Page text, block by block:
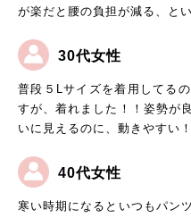
が楽だと腰の負担が減る、と
30代女性
普段５Lサイズを着用してる
すが、着れました！！姿勢が
いに見えるのに、動きやすい
40代女性
寒い時期になるといつもパン